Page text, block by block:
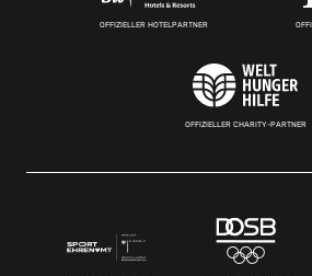
OFFIZIELLER HOTELPARTNER
OFFIZIELLER CHARITY-PARTNER